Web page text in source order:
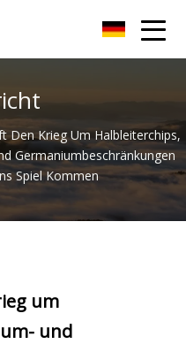
Den Krieg Um Halbleiterchips,
Germaniumbeschränkungen
Spiel Kommen
um
und